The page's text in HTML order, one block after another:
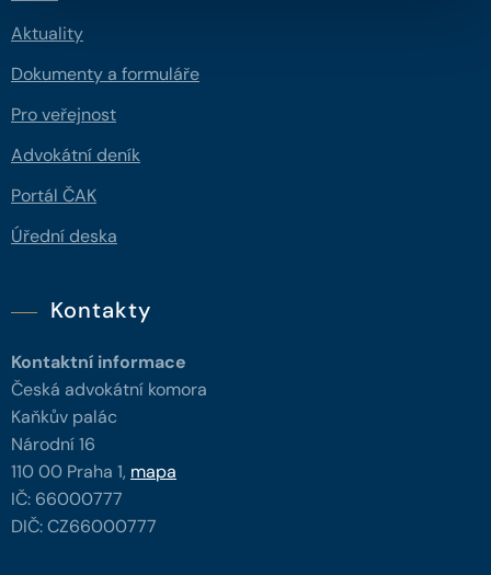
Aktuality
Dokumenty a formuláře
Pro veřejnost
Advokátní deník
Portál ČAK
Úřední deska
Kontakty
Kontaktní informace
Česká advokátní komora
Kaňkův palác
Národní 16
110 00 Praha 1, mapa
IČ: 66000777
DIČ: CZ66000777